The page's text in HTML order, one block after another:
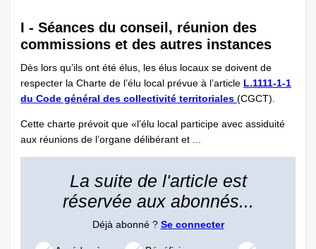
I - Séances du conseil, réunion des
commissions et des autres instances
Dès lors qu’ils ont été élus, les élus locaux se doivent de
respecter la Charte de l’élu local prévue à l’article L.1111-1-1
du Code général des collectivité territoriales (CGCT).
Cette charte prévoit que «l’élu local participe avec assiduité
aux réunions de l’organe délibérant et ...
La suite de l'article est
réservée aux abonnés...
Déjà abonné ? Se connecter